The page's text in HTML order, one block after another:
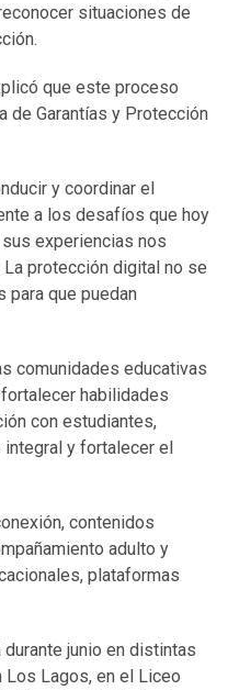
situaciones de
que este proceso
de Garantías y Protección
y coordinar el
a los desafíos que hoy
experiencias nos
protección digital no se
para que puedan
comunidades educativas
habilidades
con estudiantes,
integral y fortalecer el
contenidos
adulto y
plataformas
junio en distintas
Los Lagos, en el Liceo